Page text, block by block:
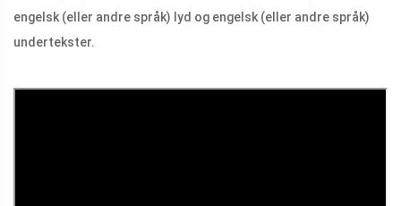
engelsk (eller andre språk) lyd og engelsk (eller andre språk)
undertekster.